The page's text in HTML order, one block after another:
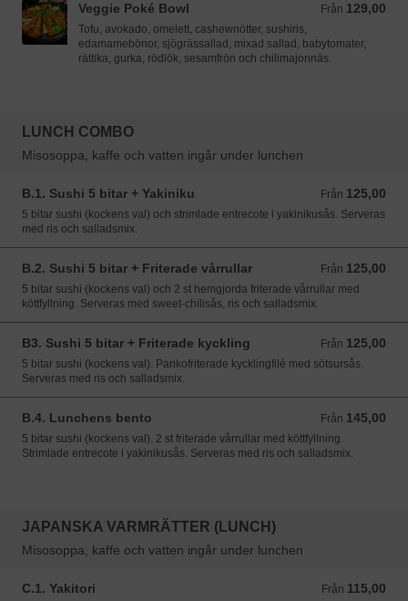
Veggie Poké Bowl Från 129,00
Från 129,00 SEK
Tofu, avokado, omelett, cashewnötter, sushiris,
edamamebönor, sjögrässallad, mixad sallad, babytomater,
rättika, gurka, rödlök, sesamfrön och chilimajonnäs.
LUNCH COMBO
Misosoppa, kaffe och vatten ingår under lunchen
B.1. Sushi 5 bitar + Yakiniku Från 125,00
Från 125,00 SEK
5 bitar sushi (kockens val) och strimlade entrecote i yakinikusås. Serveras
med ris och salladsmix.
B.2. Sushi 5 bitar + Friterade vårrullar Från 125,00
Från 125,00 SEK
5 bitar sushi (kockens val) och 2 st hemgjorda friterade vårrullar med
köttfyllning. Serveras med sweet-chilisås, ris och salladsmix.
B3. Sushi 5 bitar + Friterade kyckling Från 125,00
Från 125,00 SEK
5 bitar sushi (kockens val). Pankofriterade kycklingfilé med sötsursås.
Serveras med ris och salladsmix.
B.4. Lunchens bento Från 145,00
Från 145,00 SEK
5 bitar sushi (kockens val). 2 st friterade vårrullar med köttfyllning.
Strimlade entrecote i yakinikusås. Serveras med ris och salladsmix.
JAPANSKA VARMRÄTTER (LUNCH)
Misosoppa, kaffe och vatten ingår under lunchen
C.1. Yakitori Från 115,00
Från 115,00 SEK